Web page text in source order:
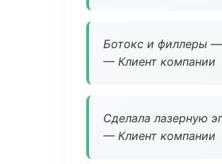
Ботокс и филлеры —
— Клиент компании
Сделала лазерную
— Клиент компании